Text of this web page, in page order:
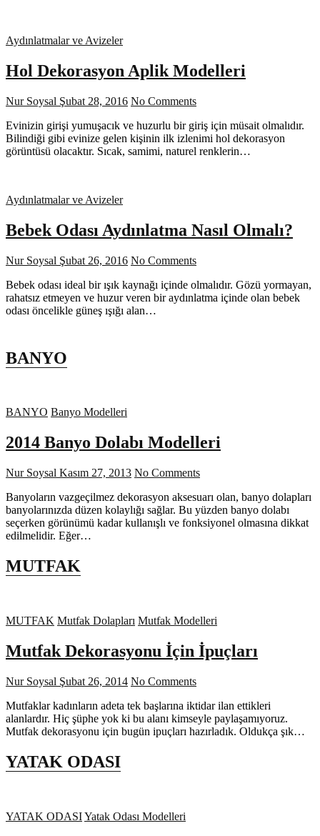
Aydınlatmalar ve Avizeler
Hol Dekorasyon Aplik Modelleri
Nur Soysal Şubat 28, 2016 No Comments
Evinizin girişi yumuşacık ve huzurlu bir giriş için müsait olmalıdır.
Bilindiği gibi evinize gelen kişinin ilk izlenimi hol dekorasyon
görüntüsü olacaktır. Sıcak, samimi, naturel renklerin…
Aydınlatmalar ve Avizeler
Bebek Odası Aydınlatma Nasıl Olmalı?
Nur Soysal Şubat 26, 2016 No Comments
Bebek odası ideal bir ışık kaynağı içinde olmalıdır. Gözü yormayan,
rahatsız etmeyen ve huzur veren bir aydınlatma içinde olan bebek
odası öncelikle güneş ışığı alan…
BANYO
BANYO Banyo Modelleri
2014 Banyo Dolabı Modelleri
Nur Soysal Kasım 27, 2013 No Comments
Banyoların vazgeçilmez dekorasyon aksesuarı olan, banyo dolapları
banyolarınızda düzen kolaylığı sağlar. Bu yüzden banyo dolabı
seçerken görünümü kadar kullanışlı ve fonksiyonel olmasına dikkat
edilmelidir. Eğer…
MUTFAK
MUTFAK Mutfak Dolapları Mutfak Modelleri
Mutfak Dekorasyonu İçin İpuçları
Nur Soysal Şubat 26, 2014 No Comments
Mutfaklar kadınların adeta tek başlarına iktidar ilan ettikleri
alanlardır. Hiç şüphe yok ki bu alanı kimseyle paylaşamıyoruz.
Mutfak dekorasyonu için bugün ipuçları hazırladık. Oldukça şık…
YATAK ODASI
YATAK ODASIYatak Odası Modelleri